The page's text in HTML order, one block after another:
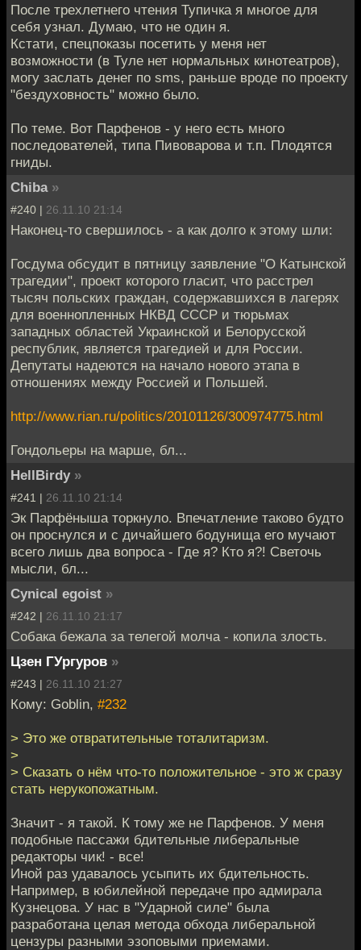
После трехлетнего чтения Тупичка я многое для
себя узнал. Думаю, что не один я.
Кстати, спецпоказы посетить у меня нет
возможности (в Туле нет нормальных кинотеатров),
могу заслать денег по sms, раньше вроде по проекту
"бездуховность" можно было.
По теме. Вот Парфенов - у него есть много
последователей, типа Пивоварова и т.п. Плодятся
гниды.
Chiba »
#240 | 26.11.10 21:14
Наконец-то свершилось - а как долго к этому шли:
Госдума обсудит в пятницу заявление "О Катынской
трагедии", проект которого гласит, что расстрел
тысяч польских граждан, содержавшихся в лагерях
для военнопленных НКВД СССР и тюрьмах
западных областей Украинской и Белорусской
республик, является трагедией и для России.
Депутаты надеются на начало нового этапа в
отношениях между Россией и Польшей.
http://www.rian.ru/politics/20101126/300974775.html
Гондольеры на марше, бл...
HellBirdy »
#241 | 26.11.10 21:14
Эк Парфёныша торкнуло. Впечатление таково будто
он проснулся и с дичайшего бодунища его мучают
всего лишь два вопроса - Где я? Кто я?! Светочь
мысли, бл...
Cynical egoist »
#242 | 26.11.10 21:17
Собака бежала за телегой молча - копила злость.
Цзен ГУргуров »
#243 | 26.11.10 21:27
Кому: Goblin, #232
> Это же отвратительные тоталитаризм.
>
> Сказать о нём что-то положительное - это ж сразу
стать нерукопожатным.
Значит - я такой. К тому же не Парфенов. У меня
подобные пассажи бдительные либеральные
редакторы чик! - все!
Иной раз удавалось усыпить их бдительность.
Например, в юбилейной передаче про адмирала
Кузнецова. У нас в "Ударной силе" была
разработана целая метода обхода либеральной
цензуры разными эзоповыми приемами.